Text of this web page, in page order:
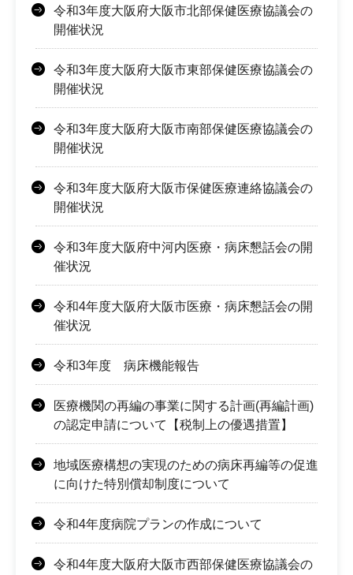
令和3年度大阪府大阪市北部保健医療協議会の
開催状況
令和3年度大阪府大阪市東部保健医療協議会の
開催状況
令和3年度大阪府大阪市南部保健医療協議会の
開催状況
令和3年度大阪府大阪市保健医療連絡協議会の
開催状況
令和3年度大阪府中河内医療・病床懇話会の開
催状況
令和4年度大阪府大阪市医療・病床懇話会の開
催状況
令和3年度 病床機能報告
医療機関の再編の事業に関する計画(再編計画)
の認定申請について【税制上の優遇措置】
地域医療構想の実現のための病床再編等の促進
に向けた特別償却制度について
令和4年度病院プランの作成について
令和4年度大阪府大阪市西部保健医療協議会の